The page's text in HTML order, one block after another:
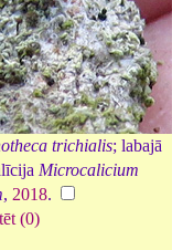
trichialis; labajā
Microcalicium
, 2018.
(0)